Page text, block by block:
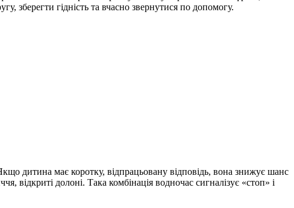
зберегти гідність та вчасно звернутися по допомогу.
дитина має коротку, відпрацьовану відповідь, вона знижує шанс
відкриті долоні. Така комбінація водночас сигналізує «стоп» і